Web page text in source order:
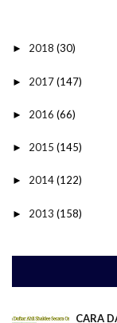
► 2018 (30)
► 2017(147)
► 2016 (66)
► 2015 (145)
► 2014(122)
► 2013 (158)
CARA